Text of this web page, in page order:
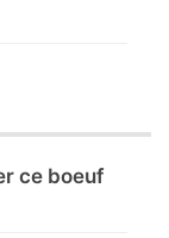
ce boeuf